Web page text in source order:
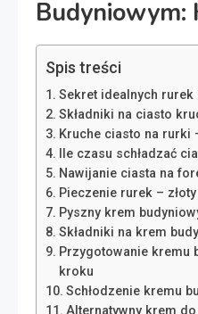
Budyniowym:
Spis treści
Sekret idealnych
Składniki na ciasto
Kruche ciasto na rurki
Ile czasu schładzać
Nawijanie ciasta na
Pieczenie rurek –
Pyszny krem
Składniki na krem
Przygotowanie kremu
kroku
Schłodzenie kremu
Alternatywny krem